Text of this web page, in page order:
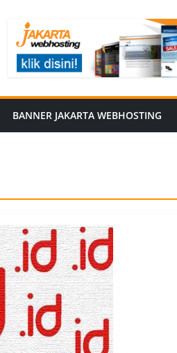
BANNER JAKARTA WEBHOSTING